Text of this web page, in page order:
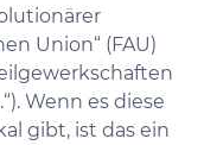
Union“ (FAU)
Wenn es diese
gibt, ist das ein